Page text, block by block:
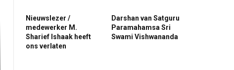
Nieuwslezer /
medewerker M.
Sharief Ishaak heeft
ons verlaten
Darshan van Satguru
Paramahamsa Sri
Swami Vishwananda